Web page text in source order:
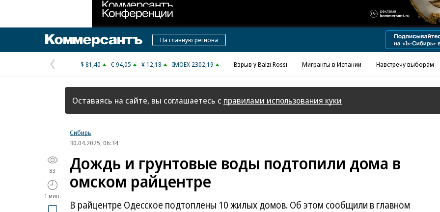
КоммерсантъНа главную региона
Предыдущая
страница
$ 81,40 € 94,05 ¥ 12,18 IMOEX 2302,19 Взрыв у Balzi Rossi Мигранты в Испании Навстречу выборам
Оставаясь на сайте, вы соглашаетесь с правилами использования куки
Сибирь
30.04.2025, 06:34
83
1 мин.
Дождь и грунтовые воды подтопили дома в
омском райцентре
В райцентре Одесское подтоплены 10 жилых домов. Об этом сообщили в главном